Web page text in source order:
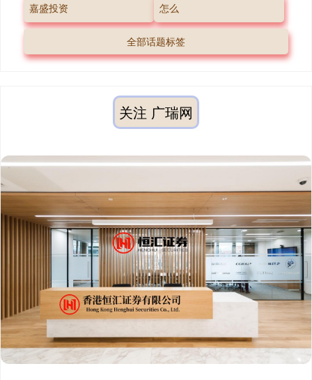
嘉盛投资 怎么
全部话题标签
关注 广瑞网